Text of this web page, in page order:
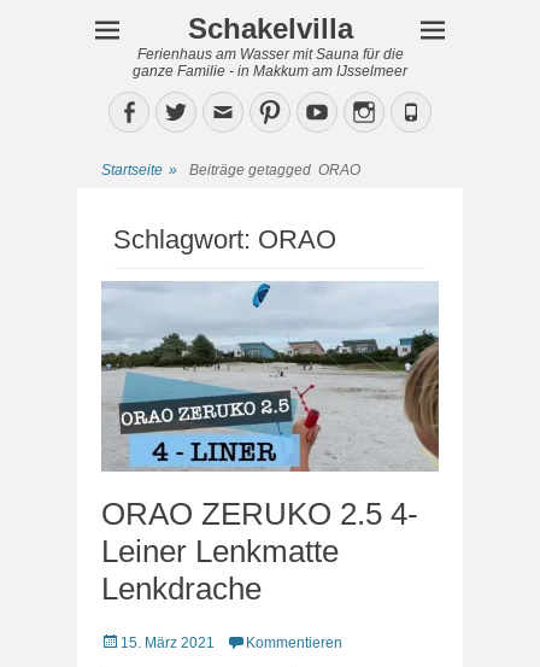
Schakelvilla
Ferienhaus am Wasser mit Sauna für die
ganze Familie - in Makkum am IJsselmeer
Facebook
TwitterEmailPinterestYouTubeInstagram
Phone
Startseite » Beiträge getagged ORAO
Schlagwort: ORAO
ORAO ZERUKO 2.5 4-
Leiner Lenkmatte
Lenkdrache
Veröffentlicht
15. März 2021 Kommentieren